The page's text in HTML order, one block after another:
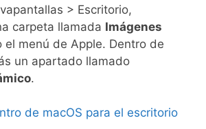
> Escritorio,
carpeta llamada Imágenes
el menú de Apple. Dentro de
un apartado llamado
.